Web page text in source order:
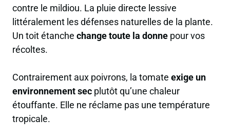
contre le mildiou. La pluie directe lessive
littéralement les défenses naturelles de la plante.
Un toit étanche change toute la donne pour vos
récoltes.
Contrairement aux poivrons, la tomate exige un
environnement sec plutôt qu’une chaleur
étouffante. Elle ne réclame pas une température
tropicale.